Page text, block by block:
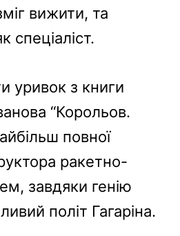
вижити, та
спеціаліст.
уривок з книги
“Корольов.
повної
ракетно-
завдяки генію
політ Гагаріна.